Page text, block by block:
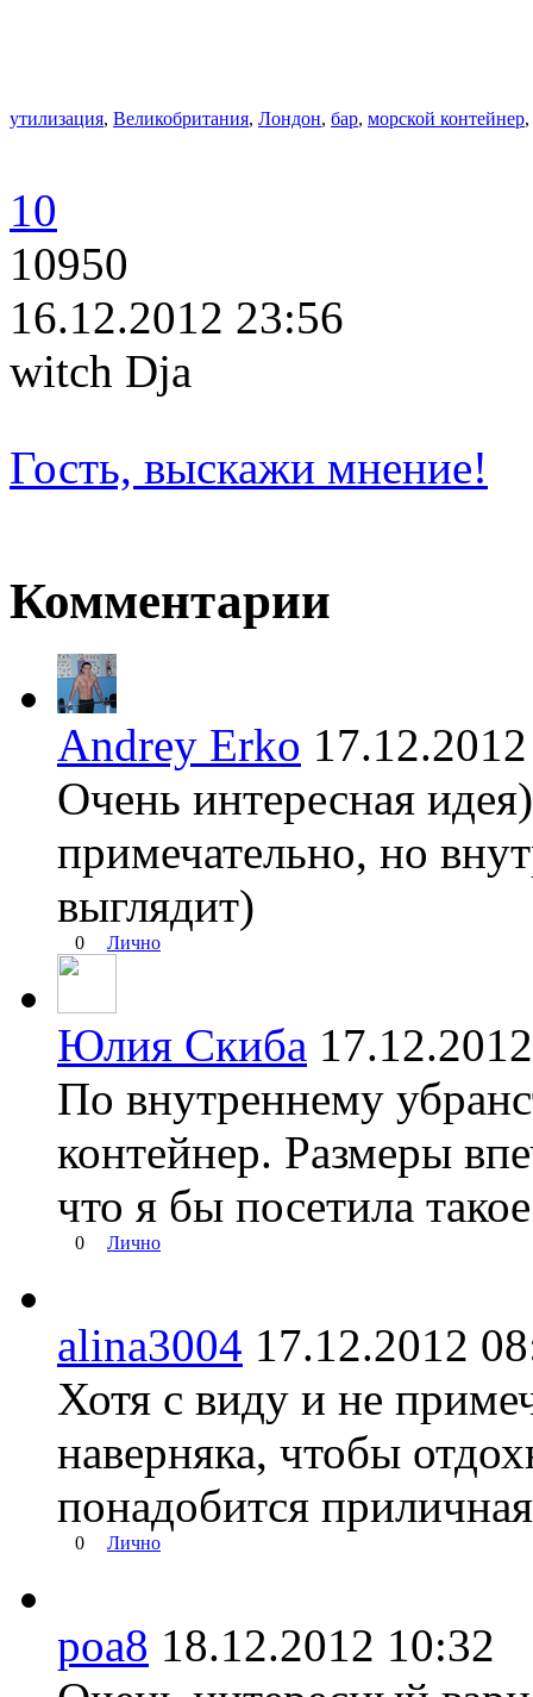
утилизация, Великобритания, Лондон, бар, морской контейнер,
10
10950
16.12.2012 23:56
witch Dja
Гость, выскажи мнение!
Комментарии
Andrey Erko
Очень интересная
примечательно, но
выглядит)
0 Лично
Юлия Скиба
По внутреннему
контейнер. Размеры
что я бы посетила
0 Лично
alina3004 17.12.2012
Хотя с виду и не
наверняка, чтобы
понадобится
0 Лично
poa8 18.12.2012